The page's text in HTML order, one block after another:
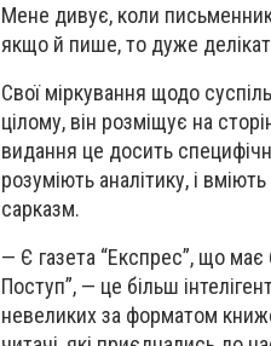
Мене дивує, коли
якщо й пише, то дуже
Свої міркування щодо
цілому, він розміщує на
видання це досить
розуміють аналітику, і
сарказм.
— Є газета “Експрес”, що має
Поступ”, — це більш
невеликих за форматом